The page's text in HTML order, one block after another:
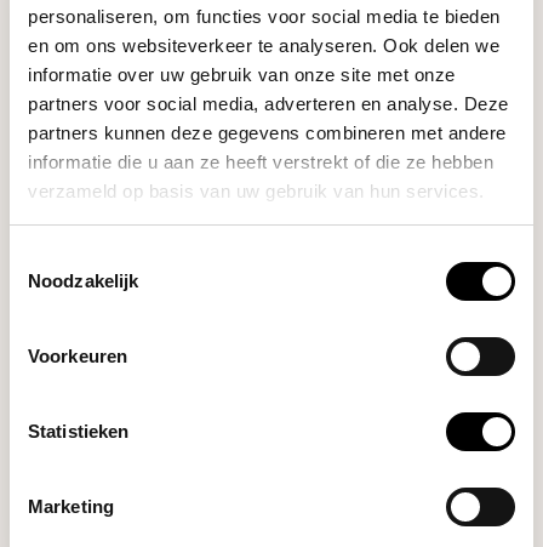
personaliseren, om functies voor social media te bieden
en om ons websiteverkeer te analyseren. Ook delen we
informatie over uw gebruik van onze site met onze
partners voor social media, adverteren en analyse. Deze
partners kunnen deze gegevens combineren met andere
informatie die u aan ze heeft verstrekt of die ze hebben
verzameld op basis van uw gebruik van hun services.
Noodzakelijk
Voorkeuren
Statistieken
Marketing
BARISTA CLOTH SET
Rhinowares barista cloth set for